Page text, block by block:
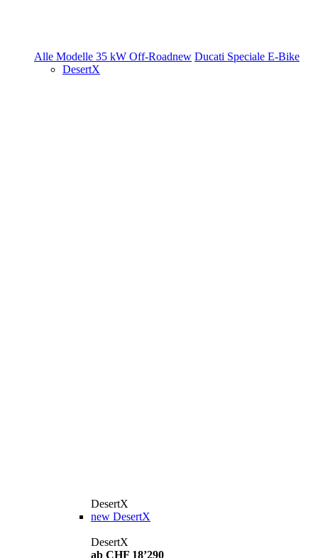
Alle Modelle 35 kW Off-Roadnew Ducati Speciale E-Bike
DesertX
DesertX
new DesertX
DesertX
ab CHF 18’290